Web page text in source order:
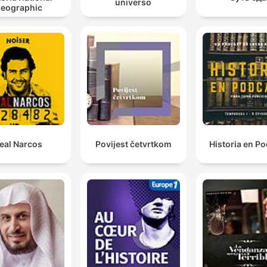
universo
Narcos Povijest četvrtkom Historia en